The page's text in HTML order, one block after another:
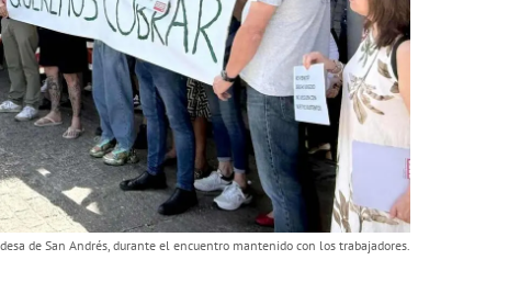
de San Andrés, durante el encuentro mantenido con los trabajadores.